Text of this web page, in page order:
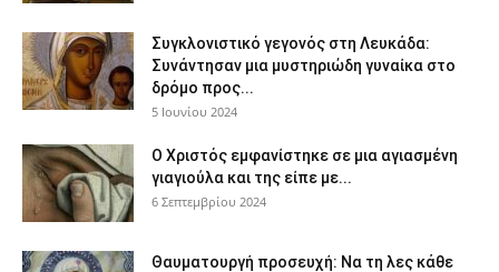
Συγκλονιστικό γεγονός στη Λευκάδα:
Συνάντησαν μια μυστηριώδη γυναίκα στο
δρόμο προς...
5 Ιουνίου 2024
Ο Χριστός εμφανίστηκε σε μια αγιασμένη
γιαγιούλα και της είπε με...
6 Σεπτεμβρίου 2024
Θαυματουργή προσευχή: Να τη λες κάθε